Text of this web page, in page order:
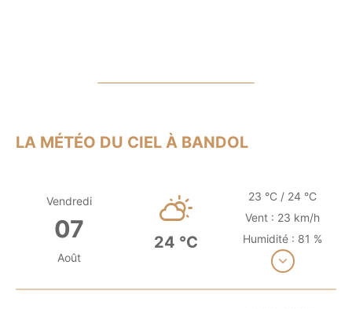
LA MÉTÉO DU CIEL À BANDOL
Vendredi
07
Août
24 °C
23 °C / 24 °C
Vent : 23 km/h
Humidité : 81 %
Voir plus